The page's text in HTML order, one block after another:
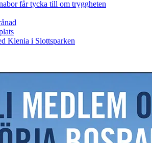
får tycka till om tryggheten
Klenia i Slottsparken